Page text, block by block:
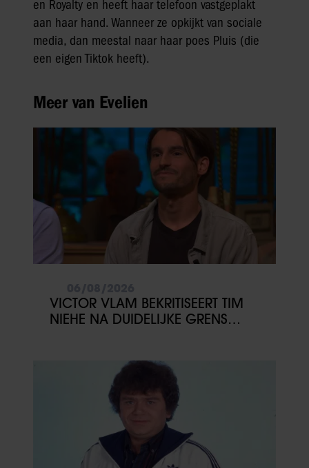
en Royalty en heeft haar telefoon vastgeplakt
aan haar hand. Wanneer ze opkijkt van sociale
media, dan meestal naar haar poes Pluis (die
een eigen Tiktok heeft).
Meer van Evelien
VICTOR VLAM BEKRITISEERT TIM
NIEHE NA DUIDELIJKE GRENS